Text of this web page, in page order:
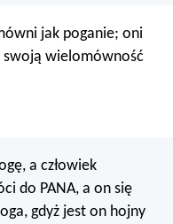
jak poganie; oni
swoją wielomówność
a człowiek
do PANA, a on się
gdyż jest on hojny